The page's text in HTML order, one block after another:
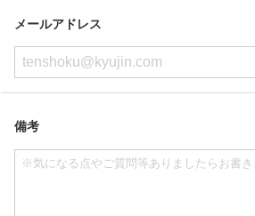
メールアドレス
備考